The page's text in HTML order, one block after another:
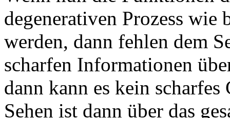
degenerativen Prozess
werden, dann fehlen dem
scharfen Informationen
dann kann es kein
Sehen ist dann über das